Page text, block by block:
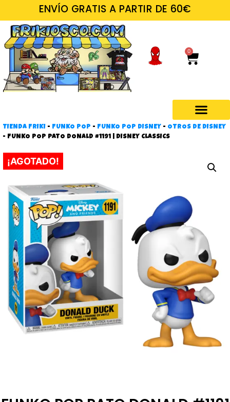
ENVÍO GRATIS A PARTIR DE 60€
0
TIENDA FRIKI - FUNKO POP - FUNKO POP DISNEY - OTROS DE DISNEY
- FUNKO POP PATO DONALD #1191 | DISNEY CLASSICS
¡AGOTADO!